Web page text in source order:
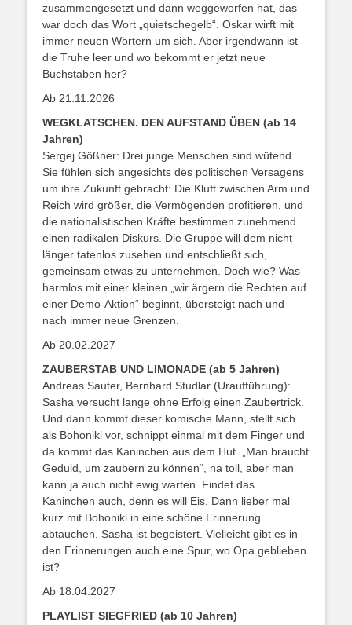
zusammengesetzt und dann weggeworfen hat, das
war doch das Wort „quietschegelb“. Oskar wirft mit
immer neuen Wörtern um sich. Aber irgendwann ist
die Truhe leer und wo bekommt er jetzt neue
Buchstaben her?
Ab 21.11.2026
WEGKLATSCHEN. DEN AUFSTAND ÜBEN (ab 14
Jahren)
Sergej Gößner: Drei junge Menschen sind wütend.
Sie fühlen sich angesichts des politischen Versagens
um ihre Zukunft gebracht: Die Kluft zwischen Arm und
Reich wird größer, die Vermögenden profitieren, und
die nationalistischen Kräfte bestimmen zunehmend
einen radikalen Diskurs. Die Gruppe will dem nicht
länger tatenlos zusehen und entschließt sich,
gemeinsam etwas zu unternehmen. Doch wie? Was
harmlos mit einer kleinen „wir ärgern die Rechten auf
einer Demo-Aktion“ beginnt, übersteigt nach und
nach immer neue Grenzen.
Ab 20.02.2027
ZAUBERSTAB UND LIMONADE (ab 5 Jahren)
Andreas Sauter, Bernhard Studlar (Uraufführung):
Sasha versucht lange ohne Erfolg einen Zaubertrick.
Und dann kommt dieser komische Mann, stellt sich
als Bohoniki vor, schnippt einmal mit dem Finger und
da kommt das Kaninchen aus dem Hut. „Man braucht
Geduld, um zaubern zu können“, na toll, aber man
kann ja auch nicht ewig warten. Findet das
Kaninchen auch, denn es will Eis. Dann lieber mal
kurz mit Bohoniki in eine schöne Erinnerung
abtauchen. Sasha ist begeistert. Vielleicht gibt es in
den Erinnerungen auch eine Spur, wo Opa geblieben
ist?
Ab 18.04.2027
PLAYLIST SIEGFRIED (ab 10 Jahren)